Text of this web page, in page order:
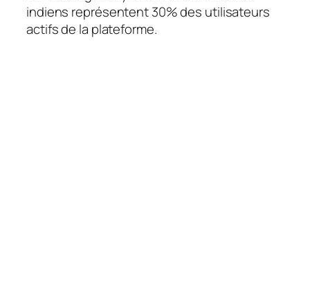
indiens représentent 30% des utilisateurs
actifs de la plateforme.